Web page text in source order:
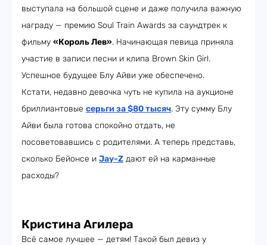
выступала на большой сцене и даже получила важную
награду — премию Soul Train Awards за саундтрек к
фильму «Король Лев». Начинающая певица приняла
участие в записи песни и клипа Brown Skin Girl.
Успешное будущее Блу Айви уже обеспечено.
Кстати, недавно девочка чуть не купила на аукционе
бриллиантовые серьги за $80 тысяч. Эту сумму Блу
Айви была готова спокойно отдать, не
посоветовавшись с родителями. А теперь представь,
сколько Бейонсе и Jay-Z дают ей на карманные
расходы?
Кристина Агилера
Всё самое лучшее — детям! Такой был девиз у